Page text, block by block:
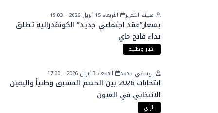
هيئة التحرير الأربعاء 15 أبريل 2026 - 15:03
بشعار”عقد اجتماعي جديد” الكونفدرالية تطلق
نداء فاتح ماي
أخبار وطنية
يوسفي محمد الجمعة 3 أبريل 2026 - 17:00
انتخابات 2026 بين الحسم المسبق وطنياً واليقين
الانتخابي في العيون
الرأي